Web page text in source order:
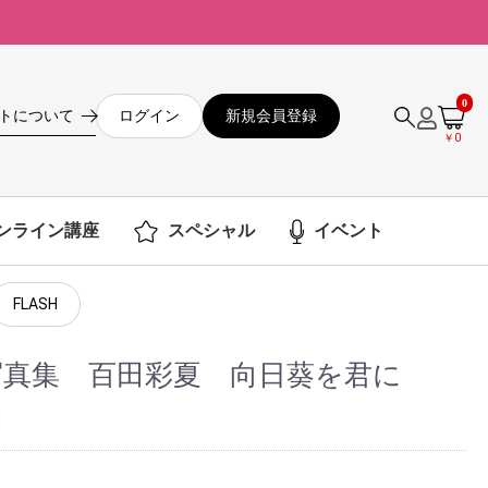
について ログイン 新規会員登録
0
￥0
ライン講座 スペシャル イベント
FLASH
真集 百田彩夏 向日葵を君に